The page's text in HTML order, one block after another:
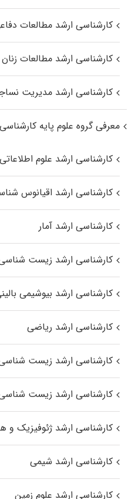
کارشناسی ارشد مطالعات
کارشناسی ارشد مطالعات زنان
کارشناسی ارشد مدیریت
معرفی گروه علوم پایه
کارشناسی ارشد علوم اطلاعاتی
کارشناسی ارشد اقیانوس‌
کارشناسی ارشد آمار
کارشناسی ارشد زیست
کارشناسی ارشد بیوشیمی
کارشناسی ارشد ریاضی
کارشناسی ارشد زیست‌
کارشناسی ارشد زیست‌ شناسی
کارشناسی ارشد ژئوفیزیک و
کارشناسی ارشد شیمی
کارشناسی ارشد علوم زمین